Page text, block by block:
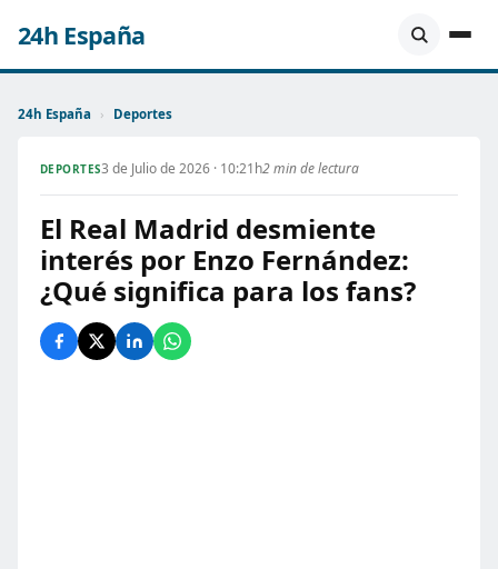
24h España
24h España › Deportes
DEPORTES3 de Julio de 2026 · 10:21h2 min de lectura
El Real Madrid desmiente
interés por Enzo Fernández:
¿Qué significa para los fans?